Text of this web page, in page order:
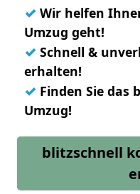
✓ Wir helfen
Umzug geht!
✓ Schnell &
erhalten!
✓ Finden Sie das
Umzug!
blitzschnell